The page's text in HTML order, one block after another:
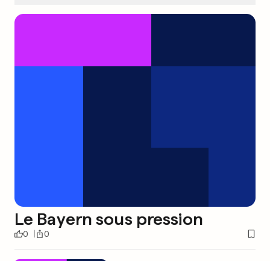
Le Bayern sous pression
0 0